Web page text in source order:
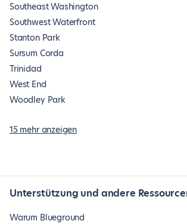
Southeast Washington
Southwest Waterfront
Stanton Park
Sursum Corda
Trinidad
West End
Woodley Park
15 mehr anzeigen
Unterstützung und andere
Warum Blueground